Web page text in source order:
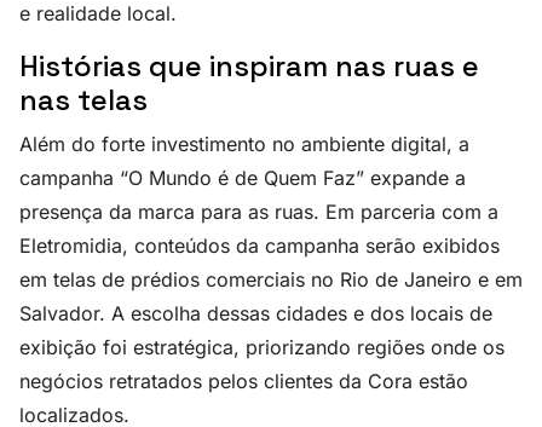
e realidade local.
Histórias que inspiram nas ruas e
nas telas
Além do forte investimento no ambiente digital, a
campanha “O Mundo é de Quem Faz” expande a
presença da marca para as ruas. Em parceria com a
Eletromidia, conteúdos da campanha serão exibidos
em telas de prédios comerciais no Rio de Janeiro e em
Salvador. A escolha dessas cidades e dos locais de
exibição foi estratégica, priorizando regiões onde os
negócios retratados pelos clientes da Cora estão
localizados.